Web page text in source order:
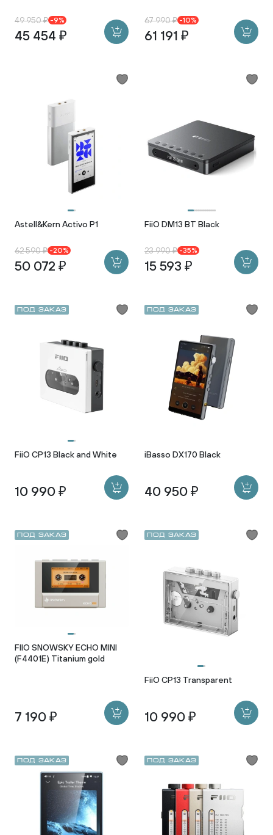
49 950 ₽ -9%
45 454 ₽
67 990 ₽ -10%
61 191 ₽
Astell&Kern Activo P1
62 590 ₽ -20%
50 072 ₽
FiiO DM13 BT Black
23 990 ₽ -35%
15 593 ₽
Под заказ
FiiO CP13 Black and White
10 990 ₽
Под заказ
iBasso DX170 Black
40 950 ₽
Под заказ
FIIO SNOWSKY ECHO MINI
(F4401E) Titanium gold
7 190 ₽
Под заказ
FiiO CP13 Transparent
10 990 ₽
Под заказ Под заказ